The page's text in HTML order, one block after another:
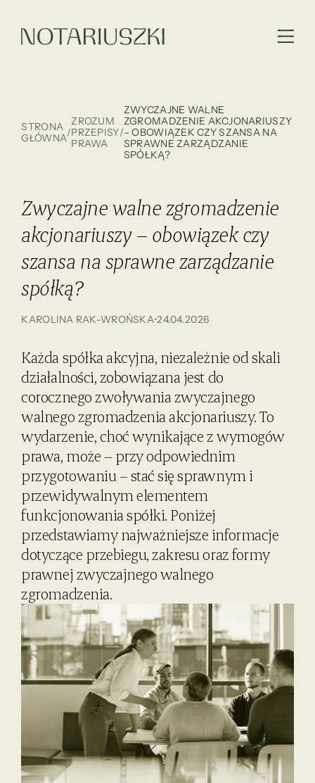
STRONA
GŁÓWNA/
ZROZUM
PRZEPISY
PRAWA
/
ZWYCZAJNE WALNE
ZGROMADZENIE AKCJONARIUSZY
– OBOWIĄZEK CZY SZANSA NA
SPRAWNE ZARZĄDZANIE
SPÓŁKĄ?
Zwyczajne walne zgromadzenie
akcjonariuszy – obowiązek czy
szansa na sprawne zarządzanie
spółką?
KAROLINA RAK-WROŃSKA•24.04.2026
Każda spółka akcyjna, niezależnie od skali
działalności, zobowiązana jest do
corocznego zwoływania zwyczajnego
walnego zgromadzenia akcjonariuszy. To
wydarzenie, choć wynikające z wymogów
prawa, może – przy odpowiednim
przygotowaniu – stać się sprawnym i
przewidywalnym elementem
funkcjonowania spółki. Poniżej
przedstawiamy najważniejsze informacje
dotyczące przebiegu, zakresu oraz formy
prawnej zwyczajnego walnego
zgromadzenia.